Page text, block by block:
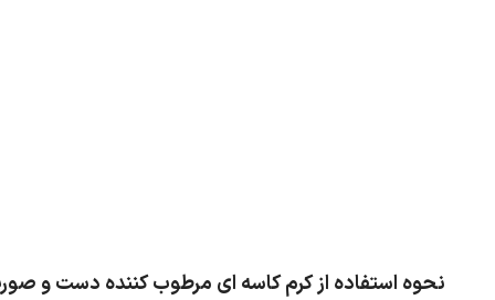
نحوه استفاده از کرم کاسه ای مرطوب کننده دست و